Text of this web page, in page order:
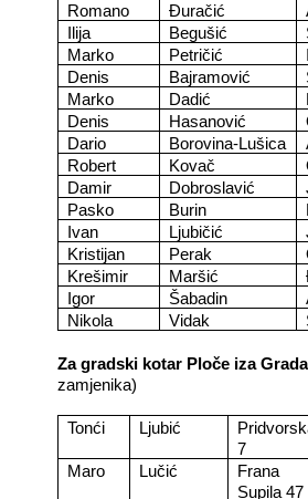
Romano
Đuračić
Ilija
Begušić
Marko
Petričić
Denis
Bajramović
Marko
Dadić
Denis
Hasanović
Dario
Borovina-Lušica
Robert
Kovač
Damir
Dobroslavić
Pasko
Burin
Ivan
Ljubičić
Kristijan
Perak
Krešimir
Maršić
Igor
Šabadin
Nikola
Vidak
Za gradski kotar Ploče iza Grada
zamjenika)
Tonći Ljubić
7
Maro Lučić
Frana
Supila 47